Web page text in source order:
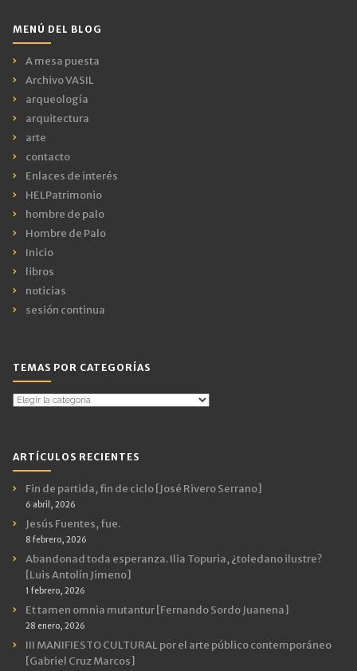
MENÚ DEL BLOG
A mesa puesta
Archivo VASIL
arqueología
arquitectura
arte
contacto
Enlaces de interés
HELPatrimonio
hombre de palo
Hombre de Palo
Inicio
libros
noticias
sesión continua
TEMAS POR CATEGORÍAS
Temas
ARTÍCULOS RECIENTES
Fin de partida, fin de ciclo [José Rivero Serrano]
6 abril, 2026
Jesús Fuentes, fue.
8 febrero, 2026
Abandonad toda esperanza. Ilia Topuria, ¿toledano ilustre?
[Luis Antolín Jimeno]
1 febrero, 2026
Et tamen omnia mutantur [Fernando Sordo Juanena]
28 enero, 2026
III MANIFIESTO CULTURAL por el arte público contemporáneo
[Gabriel Cruz Marcos]